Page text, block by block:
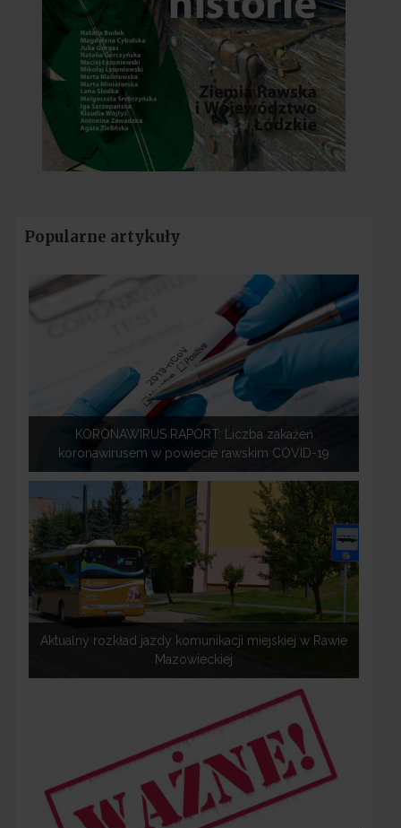
Popularne artykuły
KORONAWIRUS RAPORT: Liczba zakażeń
koronawirusem w powiecie rawskim COVID-19
Aktualny rozkład jazdy komunikacji miejskiej w Rawie
Mazowieckiej